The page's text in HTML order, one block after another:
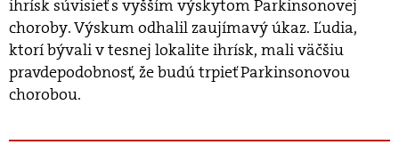
ihrísk súvisieť s vyšším výskytom Parkinsonovej
choroby. Výskum odhalil zaujímavý úkaz. Ľudia,
ktorí bývali v tesnej lokalite ihrísk, mali väčšiu
pravdepodobnosť, že budú trpieť Parkinsonovou
chorobou.